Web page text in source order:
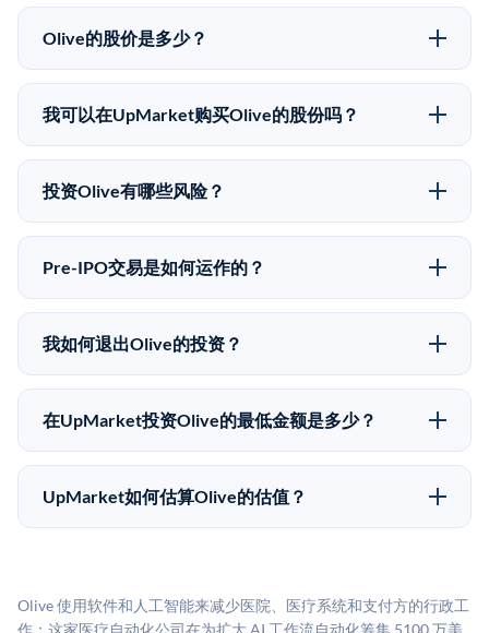
Olive的股价是多少？
Olive没有公开股价，因为它是一家私有公司。最近的已
知股价来自其最近一轮融资。 二级市场上的Pre-IPO股
同。
我可以在UpMarket购买Olive的股份吗？
可以。合格投资者可以通过填写本页表单或在
upmarket.co创建账户来表达对Olive股份的投资意向。
50,000美元。UpMarket是FINRA注册的经纪交易商，
自2019年以来已经纪超过5亿美元的另类投资。
投资Olive有哪些风险？
Pre-IPO投资存在重大风险。Olive的股份流动性低，意
味着没有公开市场可以快速出售。不存在确定的退出时
可能全部损失的准备。私有公司的估值在融资轮次之间
可能大幅波动。投资者应在投资前咨询其财务顾问并审
Pre-IPO交易是如何运作的？
在Pre-IPO交易中，合格投资者通过二级市场平台从现有
股东（如员工、早期投资者或其他持有人）处购买股
为FINRA注册的经纪交易商促成这些交易，代表双方处
理合规、文件和结算事宜。
我如何退出Olive的投资？
Pre-IPO持股主要有两种退出途径：在二级市场将股份出
售给其他买家，或持有直到公司完成IPO或被收购。两
市场条件。任何退出的时间都是不可预测的，投资者应
做好多年持有的准备。
在UpMarket投资Olive的最低金额是多少？
UpMarket上大多数Pre-IPO产品的最低投资金额为
50,000美元。具体金额可能因产品和股份供应情况而有
UpMarket如何估算Olive的估值？
司可比倍数应用私有公司折扣，以反映流动性不足和信
Olive 使用软件和人工智能来减少医院、医疗系统和支付方的行政工
作；这家医疗自动化公司在为扩大 AI 工作流自动化筹集 5100 万美